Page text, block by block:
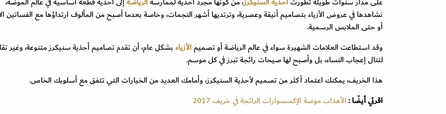
نشاهدها في عروض الأزياء بتصاميم أنيقة وعصرية، وترتديها أشهر النجمات، وخاصة بعدما أصبح من المألوف ارتداؤها مع الفساتين
أو حتى الملابس الرسمية.
وقد استطاعت العلامات الشهيرة سواء في عالم الرياضة أو تصميمالأزياءبشكل عام، أن تقدم تصاميم أحذية سنيكرز متنوعة، وغير
لتنال إعجاب النساء، بل وأصبح لها صيحات رائجة تبرز في كل موسم.
هذا الخريف، يمكنك اعتماد أكثر من تصميم لأحذية السنيكرز، وأمامك العديد من الخيارات التي تتفق مع أسلوبك الخاص.
اقرئي أيضًا :الأهداب موضة الإكسسوارات الرائجة في خريف 2017